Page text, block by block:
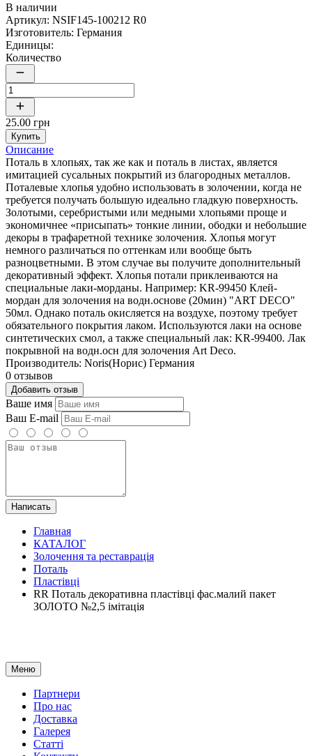
В наличии
Артикул: NSIF145-100212 R0
Изготовитель: Германия
Единицы:
Количество
25.00 грн
Купить
Описание
Поталь в хлопьях, так же как и поталь в листах, является
имитацией сусальных покрытий из благородных металлов.
Поталевые хлопья удобно использовать в золочении, когда не
требуется получать большую идеально гладкую поверхность.
Золотыми, серебристыми или медными хлопьями проще и
экономичнее «присыпать» тонкие линии, ободки и небольшие
декоры в трафаретной технике золочения. Хлопья могут
немного различаться по оттенкам или вообще быть
разноцветными. В этом случае вы получите дополнительный
декоративный эффект. Хлопья потали приклеиваются на
специальные лаки-морданы. Например: KR-99450 Клей-
мордан для золочения на водн.основе (20мин) "ART DECO"
50мл. Однако поталь окисляется на воздухе, поэтому требует
обязательного покрытия лаком. Используются лаки на основе
синтетических смол, а также специальный лак: KR-99400. Лак
покрывной на водн.осн для золочения Art Deco.
Производитель: Noris(Норис) Германия
0 отзывов
Добавить отзыв
Ваше имя
Ваш E-mail
Написать
Главная
КАТАЛОГ
Золочення та реставрація
Поталь
Пластівці
RR Поталь декоративна пластівці фас.малий пакет
ЗОЛОТО №2,5 імітація
Меню
Партнери
Про нас
Доставка
Галерея
Статтi